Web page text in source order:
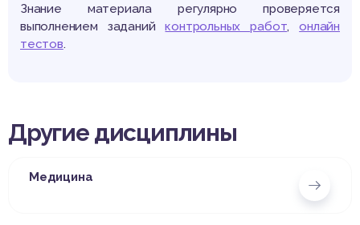
Знание материала регулярно проверяется
выполнением заданийконтрольных работ,онлайн
тестов.
Другие дисциплины
Медицина